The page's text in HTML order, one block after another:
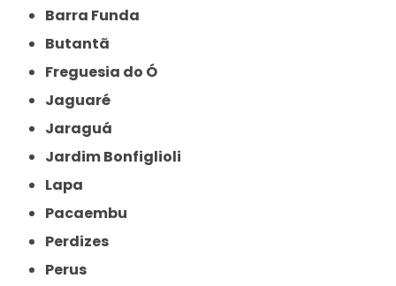
Barra Funda
Butantã
Freguesia do Ó
Jaguaré
Jaraguá
Jardim Bonfiglioli
Lapa
Pacaembu
Perdizes
Perus